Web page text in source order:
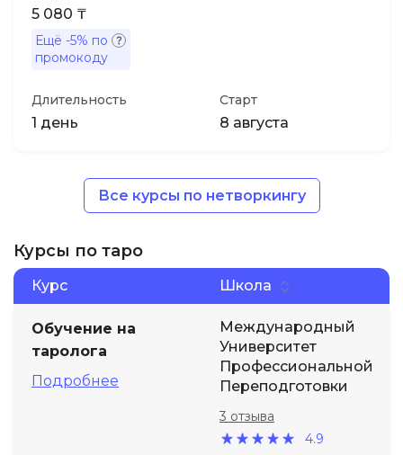
5 080 ₸
Ещё -5% по
промокоду
Длительность
1 день
Старт
8 августа
Все курсы по нетворкингу
Курсы по таро
Курс Школа
Обучение на
таролога
Подробнее
Международный
Университет
Профессиональной
Переподготовки
4.9
3 отзыва